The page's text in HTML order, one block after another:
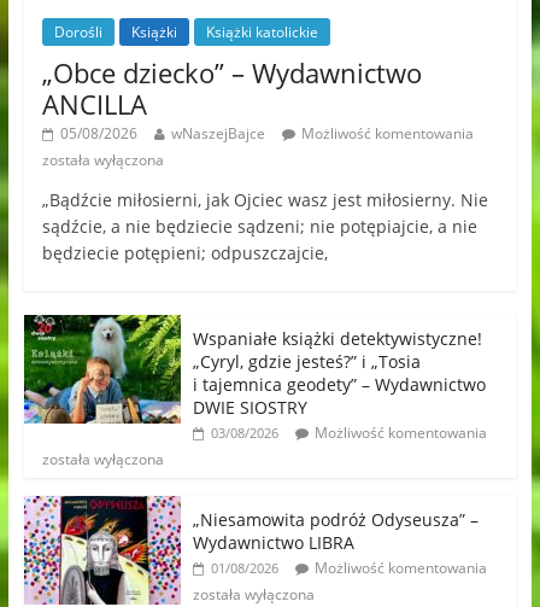
Dorośli Książki Książki katolickie
„Obce dziecko” – Wydawnictwo
ANCILLA
05/08/2026 wNaszejBajce
Możliwość komentowania
została wyłączona
„Bądźcie miłosierni, jak Ojciec wasz jest miłosierny. Nie
sądźcie, a nie będziecie sądzeni; nie potępiajcie, a nie
będziecie potępieni; odpuszczajcie,
Wspaniałe książki detektywistyczne!
„Cyryl, gdzie jesteś?” i „Tosia
i tajemnica geodety” – Wydawnictwo
DWIE SIOSTRY
03/08/2026
Możliwość komentowania
została wyłączona
„Niesamowita podróż Odyseusza” –
Wydawnictwo LIBRA
01/08/2026
Możliwość komentowania
została wyłączona